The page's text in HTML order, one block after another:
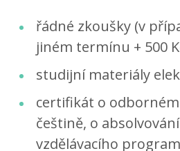
řádné zkoušky (v
jiném termínu + 500
studijní materiály
certifikát o
češtině, o
vzdělávacího